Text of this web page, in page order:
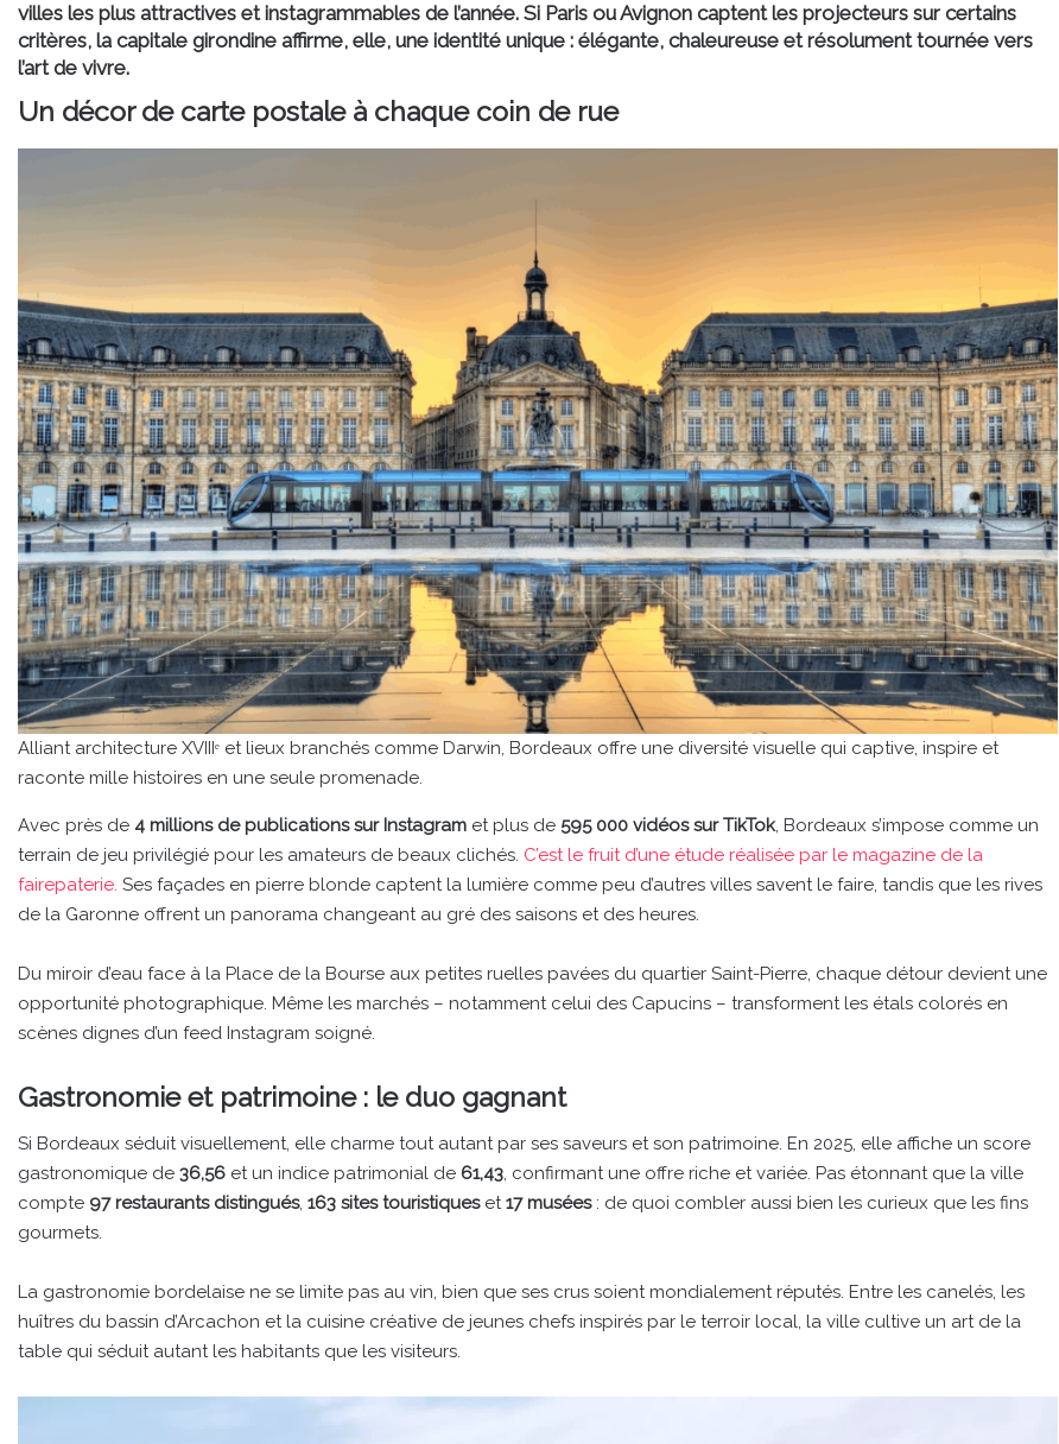
villes les plus attractives et instagrammables de l’année. Si Paris ou Avignon captent les projecteurs sur certains
critères, la capitale girondine affirme, elle, une identité unique : élégante, chaleureuse et résolument tournée vers
l’art de vivre.
Un décor de carte postale à chaque coin de rue
Alliant architecture XVIIIᵉ et lieux branchés comme Darwin, Bordeaux offre une diversité visuelle qui captive, inspire et
raconte mille histoires en une seule promenade.
Avec près de 4 millions de publications sur Instagram et plus de 595 000 vidéos sur TikTok, Bordeaux s’impose comme un
terrain de jeu privilégié pour les amateurs de beaux clichés. C’est le fruit d’une étude réalisée par le magazine de la
fairepaterie. Ses façades en pierre blonde captent la lumière comme peu d’autres villes savent le faire, tandis que les rives
de la Garonne offrent un panorama changeant au gré des saisons et des heures.
Du miroir d’eau face à la Place de la Bourse aux petites ruelles pavées du quartier Saint-Pierre, chaque détour devient une
opportunité photographique. Même les marchés – notamment celui des Capucins – transforment les étals colorés en
scènes dignes d’un feed Instagram soigné.
Gastronomie et patrimoine : le duo gagnant
Si Bordeaux séduit visuellement, elle charme tout autant par ses saveurs et son patrimoine. En 2025, elle affiche un score
gastronomique de 36,56 et un indice patrimonial de 61,43, confirmant une offre riche et variée. Pas étonnant que la ville
compte 97 restaurants distingués, 163 sites touristiqueset17 musées: de quoi combler aussi bien les curieux que les fins
gourmets.
La gastronomie bordelaise ne se limite pas au vin, bien que ses crus soient mondialement réputés. Entre les canelés, les
huîtres du bassin d’Arcachon et la cuisine créative de jeunes chefs inspirés par le terroir local, la ville cultive un art de la
table qui séduit autant les habitants que les visiteurs.